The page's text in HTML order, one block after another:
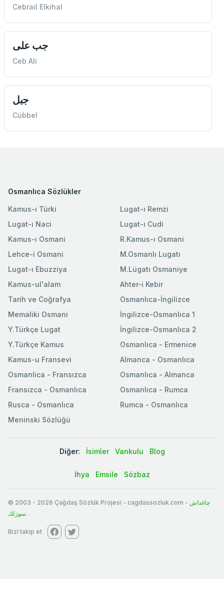
Cebrail Elkihal
جب علی
Ceb Ali
جبل
Cübbel
Osmanlıca Sözlükler
Kamus-ı Türki
Lugat-ı Naci
Kamus-ı Osmani
Lehce-i Osmani
Lugat-ı Ebuzziya
Lugat-ı Remzi
Lugat-ı Cudi
R.Kamus-ı Osmani
M.Osmanlı Lugatı
M.Lügatı Osmaniye
Kamus-ul'alam
Tarih ve Coğrafya
Memaliki Osmani
Y.Türkçe Lugat
Y.Türkçe Kamus
Ahter-i Kebir
Osmanlıca-İngilizce
İngilizce-Osmanlıca 1
İngilizce-Osmanlıca 2
Osmanlıca - Ermenice
Kamus-u Fransevi
Osmanlica - Fransızca
Fransızca - Osmanlıca
Rusca - Osmanlıca
Meninski Sözlüğü
Almanca - Osmanlıca
Osmanlıca - Almanca
Osmanlıca - Rumca
Rumca - Osmanlıca
Diğer: İsimler Vankulu Blog
İhya Emsile Sözbaz
© 2003 - 2026 Çağdaş Sözlük Projesi - cagdassozluk.com - چاغداش
سوزلك .
Bizi takip et